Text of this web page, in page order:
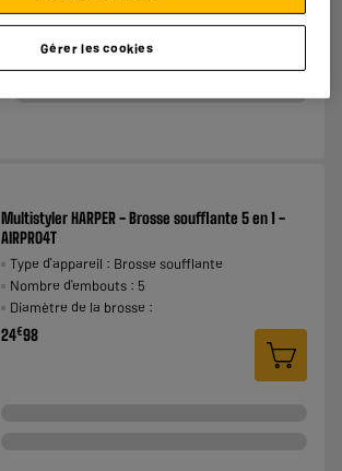
Multistyler HARPER - Brosse soufflante 5 en 1 -
AIRPRO4T
Type d'appareil : Brosse soufflante
Nombre d'embouts : 5
Diamètre de la brosse :
24€98
Gérer les cookies